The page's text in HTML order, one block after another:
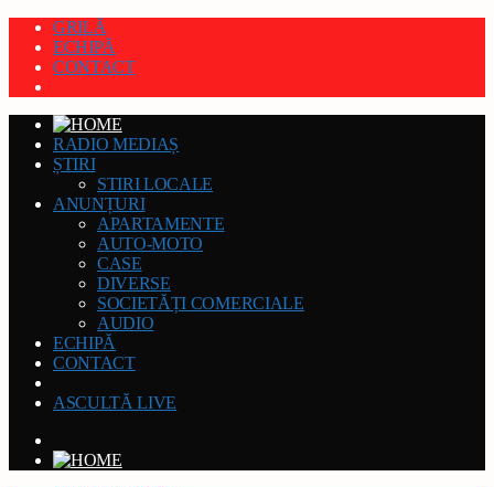
GRILĂ
ECHIPĂ
CONTACT
RADIO MEDIAȘ
ȘTIRI
STIRI LOCALE
ANUNȚURI
APARTAMENTE
AUTO-MOTO
CASE
DIVERSE
SOCIETĂȚI COMERCIALE
AUDIO
ECHIPĂ
CONTACT
ASCULTĂ LIVE